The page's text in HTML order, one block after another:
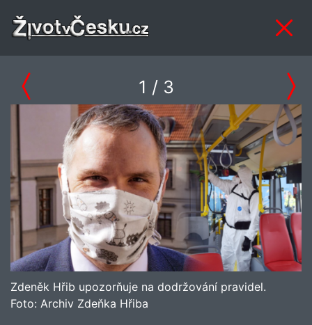
1 / 3
Zdeněk Hřib upozorňuje na dodržování pravidel.
Foto: Archiv Zdeňka Hřiba